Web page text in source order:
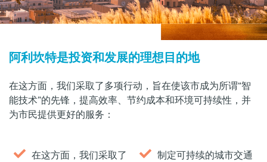
阿利坎特是投资和发展的理想目的地
在这方面，我们采取了多项行动，旨在使该市成为所谓“智
能技术”的先锋，提高效率、节约成本和环境可持续性，并
为市民提供更好的服务：
在这方面，我们采取了
制定可持续的城市交通